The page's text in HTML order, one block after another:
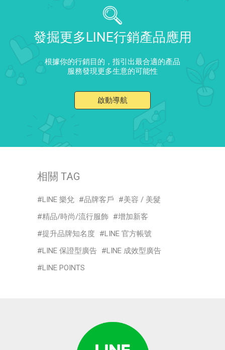
發掘更多LINE行銷產品應用
根據你的行銷目的，指引出最合適的產品
服務發現更多生意的可能性
啟動導航
相關 TAG
LINE 樂兌 品牌客戶
美容 / 美髮
精品/時尚/流行服飾
增加新客
提升品牌知名度
LINE 官方帳號
LINE 保證型廣告
LINE 成效型廣告
LINE POINTS